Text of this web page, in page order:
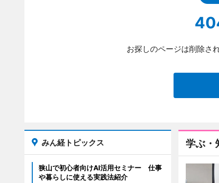
お探しのページは削除さ
学ぶ・
みん経トピックス
狭山で初心者向けAI活用セミナー 仕事
や暮らしに使える実践法紹介